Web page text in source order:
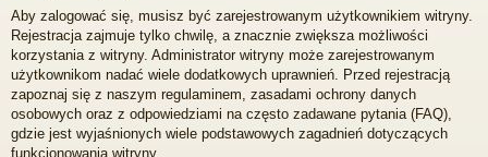
Aby zalogować się, musisz być zarejestrowanym użytkownikiem witryny.
Rejestracja zajmuje tylko chwilę, a znacznie zwiększa możliwości
korzystania z witryny. Administrator witryny może zarejestrowanym
użytkownikom nadać wiele dodatkowych uprawnień. Przed rejestracją
zapoznaj się z naszym regulaminem, zasadami ochrony danych
osobowych oraz z odpowiedziami na często zadawane pytania (FAQ),
gdzie jest wyjaśnionych wiele podstawowych zagadnień dotyczących
funkcjonowania witryny.